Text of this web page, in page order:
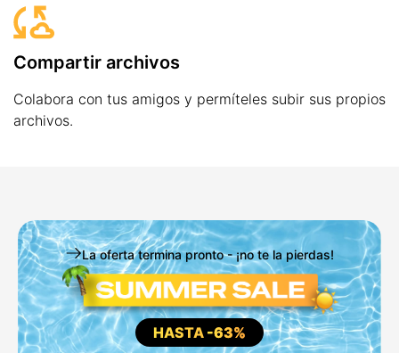
Compartir archivos
Colabora con tus amigos y permíteles subir sus propios
archivos.
La oferta termina pronto - ¡no te la pierdas!
HASTA -63%